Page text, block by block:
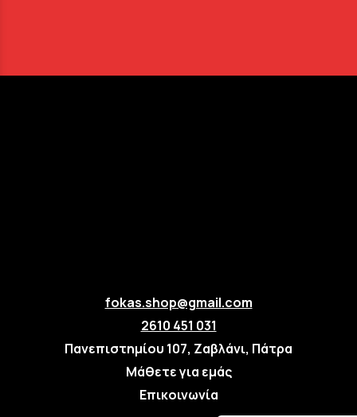
fokas.shop@gmail.com
2610 451 031
Πανεπιστημίου 107, Ζαβλάνι, Πάτρα
Μάθετε για εμάς
Επικοινωνία